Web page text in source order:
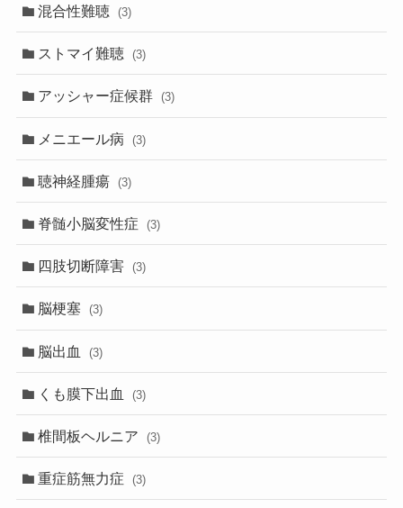
混合性難聴 (3)
ストマイ難聴 (3)
アッシャー症候群 (3)
メニエール病 (3)
聴神経腫瘍 (3)
脊髄小脳変性症 (3)
四肢切断障害 (3)
脳梗塞 (3)
脳出血 (3)
くも膜下出血 (3)
椎間板ヘルニア (3)
重症筋無力症 (3)